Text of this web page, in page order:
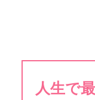
人生で